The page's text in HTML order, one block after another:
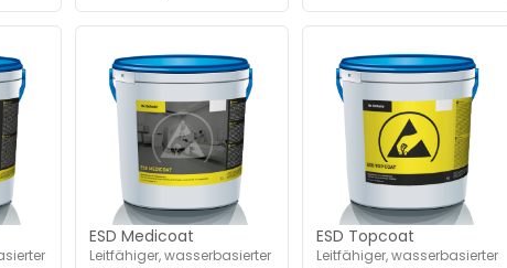
ESD Medicoat
Leitfähiger, wasserbasierter
ESD Topcoat
Leitfähiger, wasserbasierter